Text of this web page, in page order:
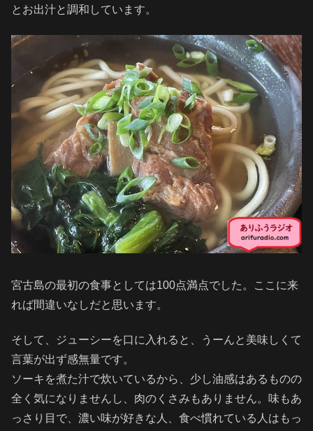
とお出汁と調和しています。
宮古島の最初の食事としては100点満点でした。ここに来
れば間違いなしだと思います。
そして、ジューシーを口に入れると、うーんと美味しくて
言葉が出ず感無量です。
ソーキを煮た汁で炊いているから、少し油感はあるものの
全く気になりませんし、肉のくさみもありません。味もあ
っさり目で、濃い味が好きな人、食べ慣れている人はもっ